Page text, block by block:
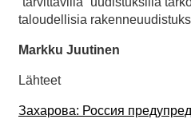
taloudellisia
Markku Juutinen
Lähteet
Захарова: Россия